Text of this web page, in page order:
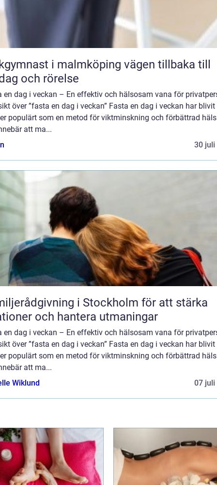
i malmköping vägen tillbaka till
och rörelse
en dag i veckan – En effektiv och hälsosam vana för
över ”fasta en dag i veckan” Fasta en dag i veckan har blivit
populärt som en metod för viktminskning och förbättrad
att ma...
30 juli
i Stockholm för att stärka
och hantera utmaningar
en dag i veckan – En effektiv och hälsosam vana för
över ”fasta en dag i veckan” Fasta en dag i veckan har blivit
populärt som en metod för viktminskning och förbättrad
att ma...
Wiklund
07 juli